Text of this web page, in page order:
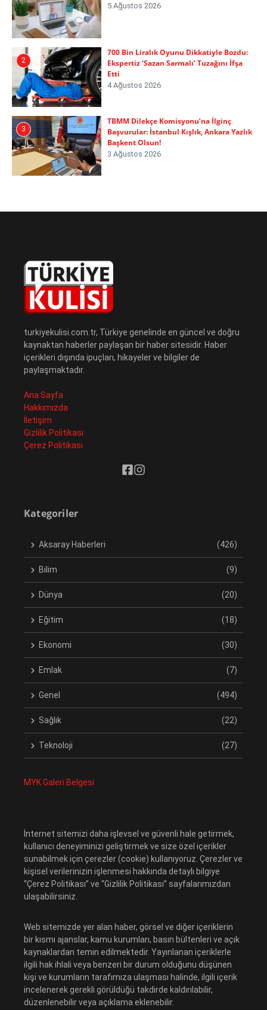
5 Ağustos 2026
2
700 Bin Liralık Oyunu Dikkatiyle Bozdu:
Ekspertiz ‘Sazan Sarmalı’ Tuzağını İfşa
Etti
4 Ağustos 2026
3
TBMM Dilekçe Komisyonu’na İlginç
Başvurular: İstanbul Kışlık, Ankara Yazlık
Başkent Olsun!
3 Ağustos 2026
turkiyekulisi.com.tr, Türkiye genelinde en güncel ve doğru
kaynaktan haberler paylaşan bir haber sitesidir. Haber
içerikleri dışında ipuçları, hikayeler ve bilgiler de
paylaşmaktadır.
Ana Sayfa
Hakkımızda
İletişim
Gizlilik Politikası
Çerez Politikası
Kategoriler
Aksaray Haberleri (426)
Bilim (9)
Dünya (20)
Eğitim (18)
Ekonomi (30)
Emlak (7)
Genel (494)
Sağlık (22)
Teknoloji (27)
MYK Galeri Belgesi
İnternet sitemizi daha işlevsel ve güvenli hale getirmek,
kullanıcı deneyiminizi geliştirmek ve size özel içerikler
sunabilmek için çerezler (cookie) kullanıyoruz. Çerezler ve
kişisel verilerinizin işlenmesi hakkında detaylı bilgiye
“Çerez Politikası” ve “Gizlilik Politikası” sayfalarımızdan
ulaşabilirsiniz.
Web sitemizde yer alan haber, görsel ve diğer içeriklerin
bir kısmı ajanslar, kamu kurumları, basın bültenleri ve açık
kaynaklardan temin edilmektedir. Yayınlanan içeriklerle
ilgili hak ihlali veya benzeri bir durum olduğunu düşünen
kişi ve kurumların tarafımıza ulaşması halinde, ilgili içerik
incelenerek gerekli görüldüğü takdirde kaldırılabilir,
düzenlenebilir veya açıklama eklenebilir.